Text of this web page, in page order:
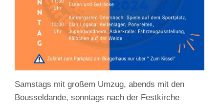
Samstags mit großem Umzug, abends mit den
Bousseldande, sonntags nach der Festkirche